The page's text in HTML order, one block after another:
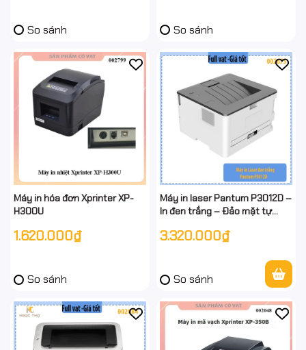
So sánh So sánh
Máy in hóa đơn Xprinter XP-
H300U
1.620.000₫
So sánh
Máy in laser Pantum P3012D –
In đen trắng – Đảo mặt tự
chính hãng – Full VAT
3.320.000₫
So sánh